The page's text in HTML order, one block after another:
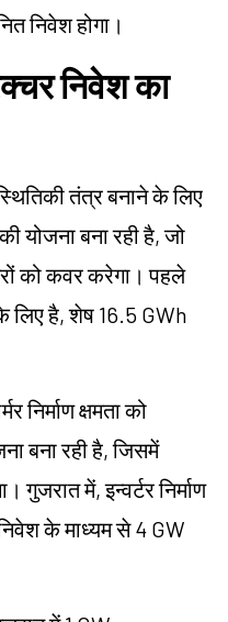
निवेश होगा।
निवेश का
तंत्र बनाने के लिए
योजना बना रही है, जो
को कवर करेगा। पहले
लिए है, शेष 16.5 GWh
निर्माण क्षमता को
बना रही है, जिसमें
गुजरात में, इन्वर्टर निर्माण
के माध्यम से 4 GW